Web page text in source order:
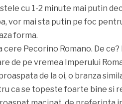
cu 1-2 minute mai putin
vor mai sta putin pe foc
forma.
Pecorino Romano. De
de pe vremea Imperului
de la oi, o branza
ca se topeste foarte bine si